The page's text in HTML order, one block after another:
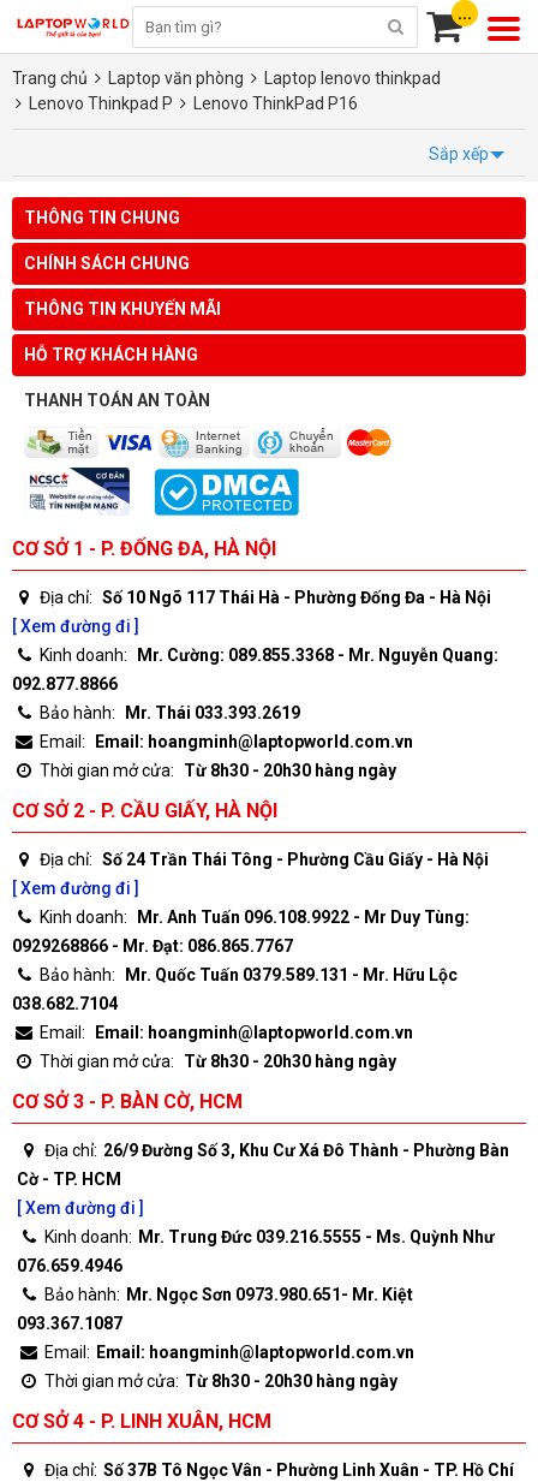
...
Trang chủ Laptop văn phòng
Laptop lenovo thinkpad
Lenovo Thinkpad P
Lenovo ThinkPad P16
Sắp xếp
THÔNG TIN CHUNG
CHÍNH SÁCH CHUNG
THÔNG TIN KHUYẾN MÃI
HỖ TRỢ KHÁCH HÀNG
THANH TOÁN AN TOÀN
CƠ SỞ 1 - P. ĐỐNG ĐA, HÀ NỘI
Địa chỉ: Số 10 Ngõ 117 Thái Hà - Phường Đống Đa - Hà Nội
[ Xem đường đi ]
Kinh doanh:
Mr. Cường: 089.855.3368 - Mr. Nguyễn Quang:
092.877.8866
Bảo hành:
Mr. Thái 033.393.2619
Email:
Email: hoangminh@laptopworld.com.vn
Thời gian mở cửa:
Từ 8h30 - 20h30 hàng ngày
CƠ SỞ 2 - P. CẦU GIẤY, HÀ NỘI
Địa chỉ: Số 24 Trần Thái Tông - Phường Cầu Giấy - Hà Nội
[ Xem đường đi ]
Kinh doanh:
Mr. Anh Tuấn 096.108.9922 - Mr Duy Tùng:
0929268866 - Mr. Đạt: 086.865.7767
Bảo hành:
Mr. Quốc Tuấn 0379.589.131 - Mr. Hữu Lộc
038.682.7104
Email:
Email: hoangminh@laptopworld.com.vn
Thời gian mở cửa:
Từ 8h30 - 20h30 hàng ngày
CƠ SỞ 3 - P. BÀN CỜ, HCM
Địa chỉ: 26/9 Đường Số 3, Khu Cư Xá Đô Thành - Phường Bàn
Cờ - TP. HCM
[ Xem đường đi ]
Kinh doanh: Mr. Trung Đức 039.216.5555 - Ms. Quỳnh Như
076.659.4946
Bảo hành: Mr. Ngọc Sơn 0973.980.651- Mr. Kiệt
093.367.1087
Email: Email: hoangminh@laptopworld.com.vn
Thời gian mở cửa: Từ 8h30 - 20h30 hàng ngày
CƠ SỞ 4 - P. LINH XUÂN, HCM
Địa chỉ: Số 37B Tô Ngọc Vân - Phường Linh Xuân - TP. Hồ Chí